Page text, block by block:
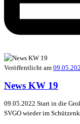
Veröffentlicht am
News KW 19
09.05.2022 Start in die
SVGO wieder im